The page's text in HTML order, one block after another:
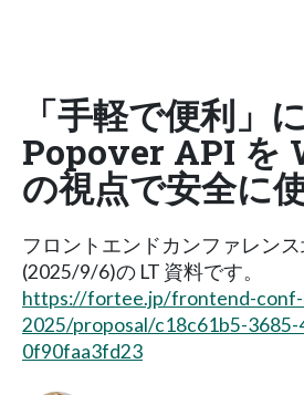
「手軽で便利」
Popover API を
の視点で安全に
フロントエンドカンファレン
(2025/9/6)の LT 資料です。
https://fortee.jp/frontend-conf-
2025/proposal/c18c61b5-3685-
0f90faa3fd23